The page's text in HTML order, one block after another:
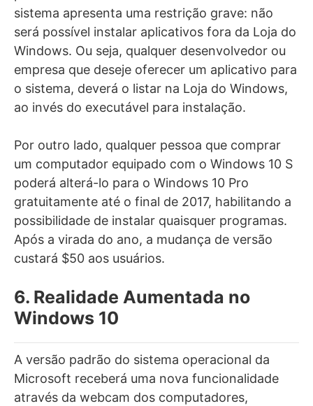
sistema apresenta uma restrição grave: não
será possível instalar aplicativos fora da Loja do
Windows. Ou seja, qualquer desenvolvedor ou
empresa que deseje oferecer um aplicativo para
o sistema, deverá o listar na Loja do Windows,
ao invés do executável para instalação.
Por outro lado, qualquer pessoa que comprar
um computador equipado com o Windows 10 S
poderá alterá-lo para o Windows 10 Pro
gratuitamente até o final de 2017, habilitando a
possibilidade de instalar quaisquer programas.
Após a virada do ano, a mudança de versão
custará $50 aos usuários.
6. Realidade Aumentada no
Windows 10
A versão padrão do sistema operacional da
Microsoft receberá uma nova funcionalidade
através da webcam dos computadores,